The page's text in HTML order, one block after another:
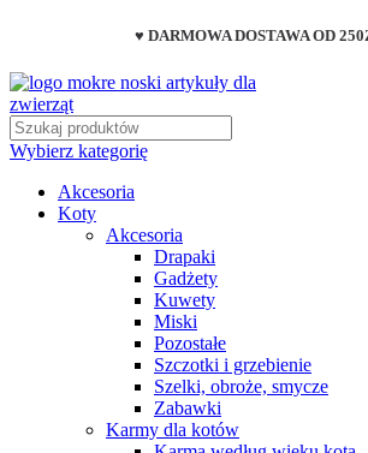
♥ DARMOWA DOSTAWA OD
Wybierz kategorię
Akcesoria
Koty
Akcesoria
Drapaki
Gadżety
Kuwety
Miski
Pozostałe
Szczotki i grzebienie
Szelki, obroże, smycze
Zabawki
Karmy dla kotów